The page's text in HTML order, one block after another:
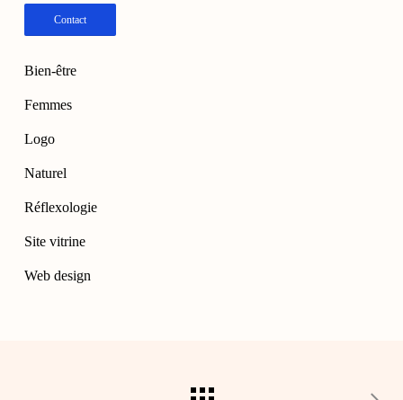
Contact
Bien-être
Femmes
Logo
Naturel
Réflexologie
Site vitrine
Web design